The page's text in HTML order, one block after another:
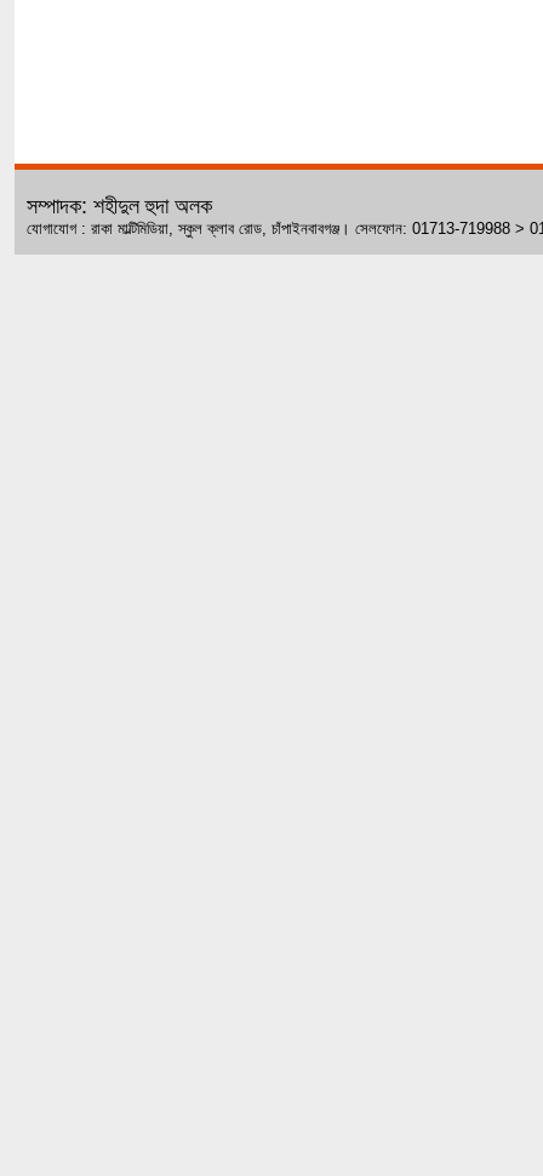
সম্পাদক: শহীদুল হুদা অলক
যোগাযোগ : রাকা মাল্টিমিডিয়া, স্কুল ক্লাব রোড, চাঁপাইনবাবগঞ্জ। সেলফোন: 01713-